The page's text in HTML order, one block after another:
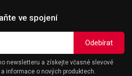
ve spojení
newsletteru a získejte včasné slevové
informace o nových produktech.